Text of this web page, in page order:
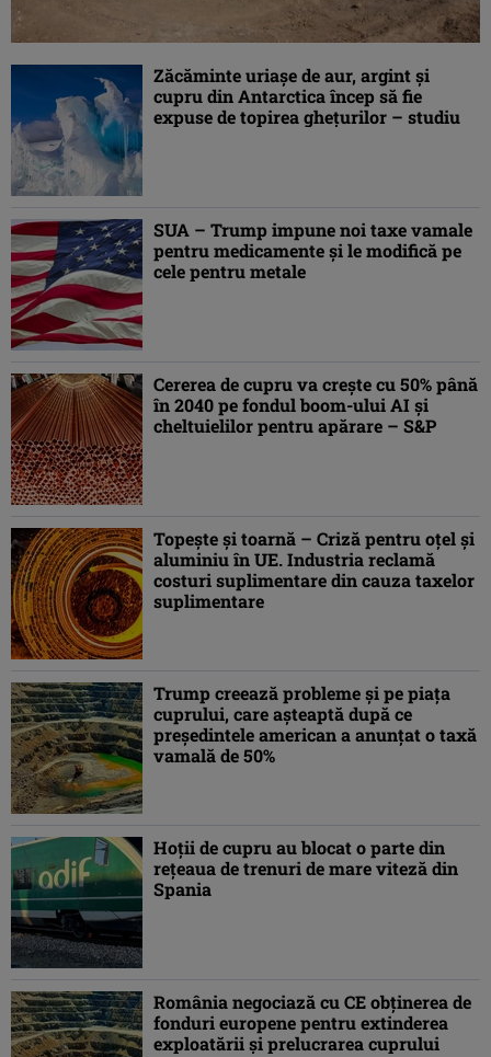
Zăcăminte uriaşe de aur, argint şi
cupru din Antarctica încep să fie
expuse de topirea gheţurilor – studiu
SUA – Trump impune noi taxe vamale
pentru medicamente şi le modifică pe
cele pentru metale
Cererea de cupru va creşte cu 50% până
în 2040 pe fondul boom-ului AI şi
cheltuielilor pentru apărare – S&P
Topeşte şi toarnă – Criză pentru oţel şi
aluminiu în UE. Industria reclamă
costuri suplimentare din cauza taxelor
suplimentare
Trump creează probleme și pe piața
cuprului, care așteaptă după ce
președintele american a anunțat o taxă
vamală de 50%
Hoţii de cupru au blocat o parte din
reţeaua de trenuri de mare viteză din
Spania
România negociază cu CE obținerea de
fonduri europene pentru extinderea
exploatării şi prelucrarea cuprului